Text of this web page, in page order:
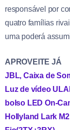
responsável por
quatro famílias
uma poderá
APROVEITE JÁ
JBL, Caixa de
Luz de vídeo
bolso LED On-
Hollyland Lark